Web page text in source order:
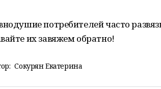
потребителей часто
их завяжем обратно!
Сокурян Екатерина